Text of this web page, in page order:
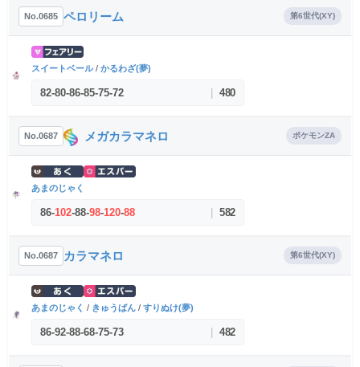
No.0685 ペロリーム 第6世代(XY)
スイートベール/ かるわざ(夢)
82-80-86-85-75-72 | 480
No.0687 メガカラマネロ ポケモンZA
あまのじゃく
86-102-88-98-120-88 | 582
No.0687 カラマネロ 第6世代(XY)
あまのじゃく / きゅうばん / すりぬけ(夢)
86-92-88-68-75-73 | 482